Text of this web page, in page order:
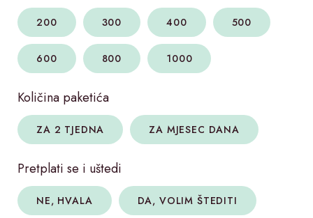
200 300 400 500
600 800 1000
Količina paketića
ZA 2 TJEDNA ZA MJESEC DANA
Pretplati se i uštedi
NE, HVALA DA, VOLIM ŠTEDITI